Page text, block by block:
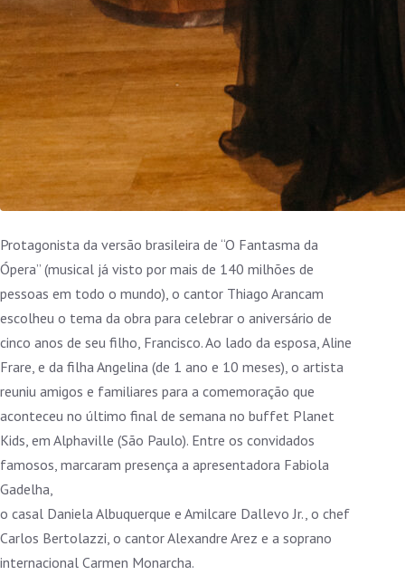
Protagonista da versão brasileira de “O Fantasma da
Ópera” (musical já visto por mais de 140 milhões de
pessoas em todo o mundo), o cantor Thiago Arancam
escolheu o tema da obra para celebrar o aniversário de
cinco anos de seu filho, Francisco. Ao lado da esposa, Aline
Frare, e da filha Angelina (de 1 ano e 10 meses), o artista
reuniu amigos e familiares para a comemoração que
aconteceu no último final de semana no buffet Planet
Kids, em Alphaville (São Paulo). Entre os convidados
famosos, marcaram presença a apresentadora Fabiola
Gadelha,
o casal Daniela Albuquerque e Amilcare Dallevo Jr., o chef
Carlos Bertolazzi, o cantor Alexandre Arez e a soprano
internacional Carmen Monarcha.